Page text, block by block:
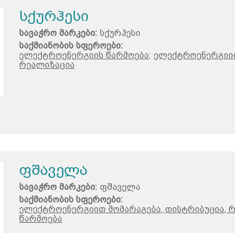
სქურჰესი
სავაჭრო მარკები: სქურჰესი
საქმიანობის სფეროები:
ელექტროენერგიის წარმოება;
რეალიზაცია
ფშაველა
სავაჭრო მარკები: ფშაველა
საქმიანობის სფეროები:
ელექტროენერგიით მომარაგება, დისტრიბუცია,
წარმოება